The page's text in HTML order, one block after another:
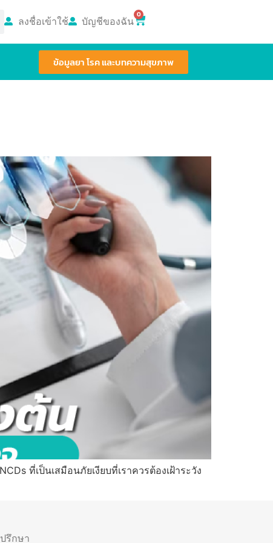
ลงชื่อเข้าใช้ บัญชีของฉัน 0
ข้อมูลยา โรค และบทความสุขภาพ
ที่เป็นเสมือนภัยเงียบที่เราควรต้องเฝ้าระวัง
รึกษา